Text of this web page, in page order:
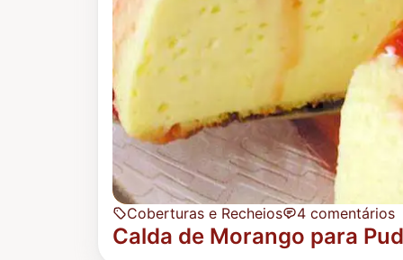
Coberturas e Recheios 4 comentários
Calda de Morango para